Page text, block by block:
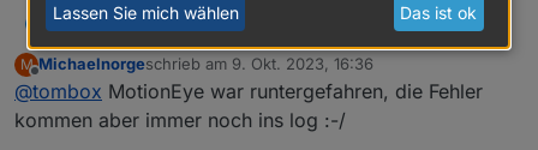
tombox@michaelnorgeKönntest du zum test alles wie zb
motion eye deaktivieren
M
Offline
Michaelnorgeschrieb am 9. Okt. 2023, 16:36
zuletzt editiert von
@tombox MotionEye war runtergefahren, die Fehler
kommen aber immer noch ins log :-/
Lassen Sie mich wählen Das ist ok